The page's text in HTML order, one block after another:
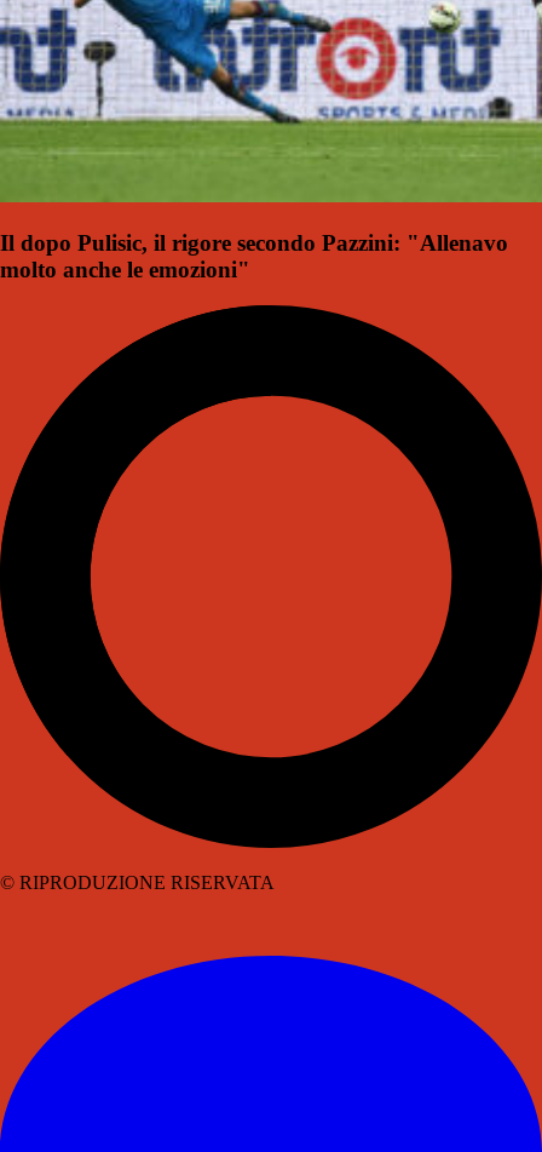
Il dopo Pulisic, il rigore secondo Pazzini: "Allenavo
molto anche le emozioni"
© RIPRODUZIONE RISERVATA